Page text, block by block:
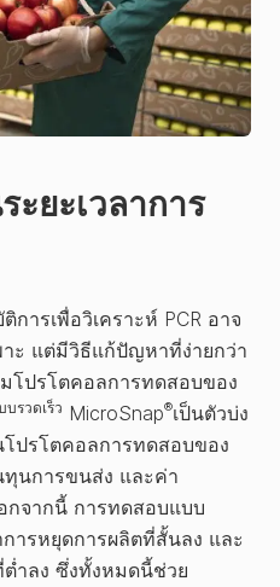
ยะเวลาการ
การเพื่อวิเคราะห์ PCR อาจ
าะ แต่มีวิธีแก้ปัญหาที่ง่ายกว่า
โปรโตคอลการทดสอบของ
รวดเร็ว MicroSnap®เป็นตัวบ่ง
โปรโตคอลการทดสอบของ
นการขนส่ง และค่า
กจากนี้ การทดสอบแบบ
การหยุดการผลิตที่สั้นลง และ
ำลง ซึ่งทั้งหมดนี้ช่วย